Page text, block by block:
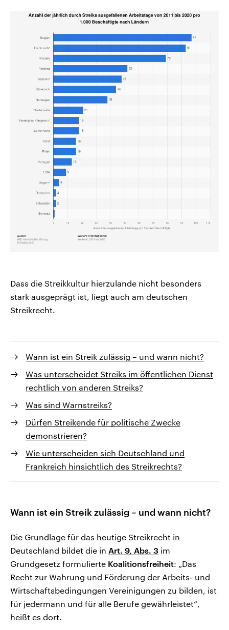
Dass die Streikkultur hierzulande nicht besonders
stark ausgeprägt ist, liegt auch am deutschen
Streikrecht.
Wann ist ein Streik zulässig – und wann nicht?
Was unterscheidet Streiks im öffentlichen Dienst
rechtlich von anderen Streiks?
Was sind Warnstreiks?
Dürfen Streikende für politische Zwecke
demonstrieren?
Wie unterscheiden sich Deutschland und
Frankreich hinsichtlich des Streikrechts?
Wann ist ein Streik zulässig – und wann nicht?
Die Grundlage für das heutige Streikrecht in
Deutschland bildet die in Art. 9, Abs. 3 im
Grundgesetz formulierte Koalitionsfreiheit: „Das
Recht zur Wahrung und Förderung der Arbeits- und
Wirtschaftsbedingungen Vereinigungen zu bilden, ist
für jedermann und für alle Berufe gewährleistet“,
heißt es dort.